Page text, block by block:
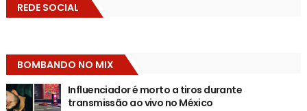
REDE SOCIAL
BOMBANDO NO MIX
Influenciador é morto a tiros durante
transmissão ao vivo no México